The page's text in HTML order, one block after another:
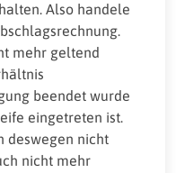
Also handele
mehr geltend
beendet wurde
eingetreten ist.
deswegen nicht
nicht mehr